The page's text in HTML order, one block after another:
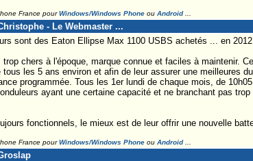
France pourWindows/Windows Phoneou Android...
- Le Webmaster ...
sont des Eaton Ellipse Max 1100 USBS achetés ... en
chers à l'époque, marque connue et faciles à maintenir.
tous les 5 ans environ et afin de leur assurer une meilleures
programmée. Tous les 1er lundi de chaque mois, de
ayant une certaine capacité et ne branchant pas
fonctionnels, le mieux est de leur offrir une nouvelle
France pourWindows/Windows Phoneou Android...